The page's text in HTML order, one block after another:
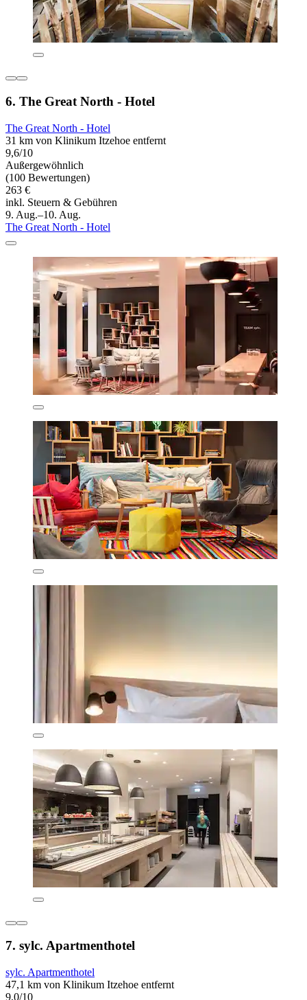
6. The Great North - Hotel
The Great North - Hotel
31 km von Klinikum Itzehoe entfernt
9,6/10
Außergewöhnlich
(100 Bewertungen)
263 €
inkl. Steuern & Gebühren
9. Aug.–10. Aug.
The Great North - Hotel
7. sylc. Apartmenthotel
sylc. Apartmenthotel
47,1 km von Klinikum Itzehoe entfernt
9,0/10